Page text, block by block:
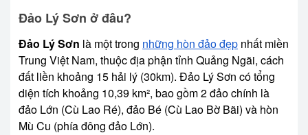
Đảo Lý Sơn ở đâu?
Đảo Lý Sơn là một trong những hòn đảo đẹp nhất miền
Trung Việt Nam, thuộc địa phận tỉnh Quảng Ngãi, cách
đất liền khoảng 15 hải lý (30km). Đảo Lý Sơn có tổng
diện tích khoảng 10,39 km², bao gồm 2 đảo chính là
đảo Lớn (Cù Lao Ré), đảo Bé (Cù Lao Bờ Bãi) và hòn
Mù Cu (phía đông đảo Lớn).